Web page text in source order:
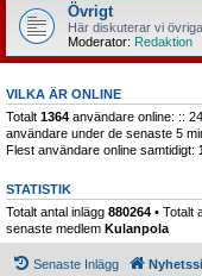
Övrigt
Här diskuterar vi
Moderator: Redaktion
VILKA ÄR ONLINE
Totalt 1364 användare online: ::
användare under de senaste 5
Flest användare online samtidigt:
STATISTIK
Totalt antal inlägg 880264 • Totalt
senaste medlem Kulanpola
Senaste Inlägg